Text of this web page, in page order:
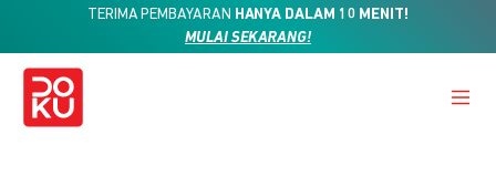
TERIMA PEMBAYARAN HANYA DALAM 10 MENIT!
MULAI SEKARANG!